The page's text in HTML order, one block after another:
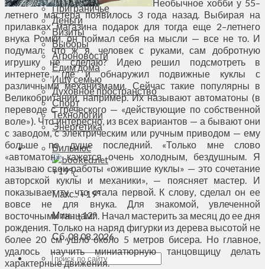
Приграничье
Деньги
Визиты
Выборы
Агроновости
Едим дома
Ищу семью
Духовное пространство
Спорт
Технологии
Энергетика
Вильнюс
+19°C
Макс.:+19°
Мин.:+12°
Сб, 08.08.2026
Необычное хобби у 55–
летнего мастера появилось 3 года назад. Выбирая на
прилавках магазина подарок для тогда еще 2–летнего
внука Ромки, он поймал себя на мысли — все не то. И
подумал: что ж я, человек с руками, сам добротную
игрушку не сделаю? Идею решил подсмотреть в
интернете, где и обнаружил подвижные куклы с
различными механизмами. Сейчас такие популярны в
Великобритании, например. Их называют автоматоны (в
переводе с греческого — «действующие по собственной
воле»). Что интересно, из всех вариантов — а бывают они
с заводом, с электрическим или ручным приводом — ему
больше по душе последний. «Только мне слово
«автоматон» кажется очень холодным, бездушным. Я
называю свои работы «ожившие куклы» — это сочетание
авторской куклы и механики», — поясняет мастер. И
показывает ту, что стала первой. К слову, сделал он ее
вовсе не для внука. Для знакомой, увлеченной
восточными танцами. Начал мастерить за месяц до ее дня
рождения. Только на наряд фигурки из дерева высотой не
более 20 см ушло около 5 метров бисера. Но главное,
удалось научить миниатюрную танцовщицу делать
характерные движения.